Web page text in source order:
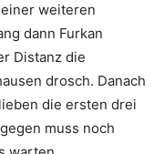
weiteren
dann Furkan
Distanz die
drosch. Danach
die ersten drei
muss noch